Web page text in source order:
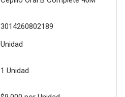
3014260802189
Unidad
1 Unidad